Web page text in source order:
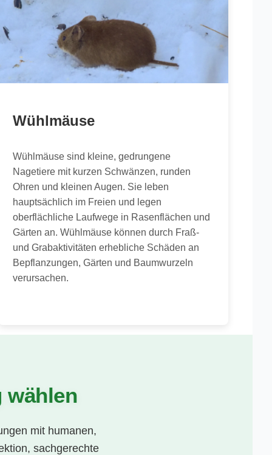
Wühlmäuse
Wühlmäuse sind kleine, gedrungene
Nagetiere mit kurzen Schwänzen, runden
Ohren und kleinen Augen. Sie leben
hauptsächlich im Freien und legen
oberflächliche Laufwege in Rasenflächen und
Gärten an. Wühlmäuse können durch Fraß-
und Grabaktivitäten erhebliche Schäden an
Bepflanzungen, Gärten und Baumwurzeln
verursachen.
wählen
mit humanen,
sachgerechte